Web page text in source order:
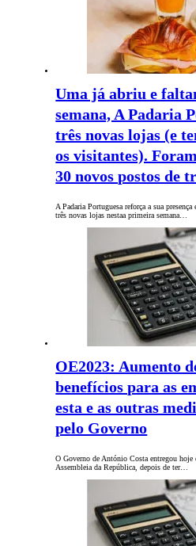
Uma já abriu e
semana, A Padaria
três novas lojas (e
os visitantes).
30 novos postos de
A Padaria Portuguesa reforça a sua
três novas lojas nestaa primeira semana…
OE2023: Aumento
benefícios para as
esta e as outras
pelo Governo
O Governo de António Costa entregou hoje
Assembleia da República, depois de ter…